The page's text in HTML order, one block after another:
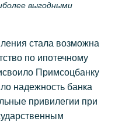
выгодными
стала возможна
по ипотечному
Примсоцбанку
надежность банка
привилегии при